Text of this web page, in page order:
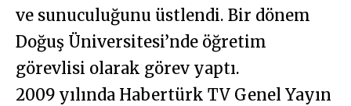
ve sunuculuğunu üstlendi. Bir dönem
Doğuş Üniversitesi’nde öğretim
görevlisi olarak görev yaptı.
2009 yılında Habertürk TV Genel Yayın